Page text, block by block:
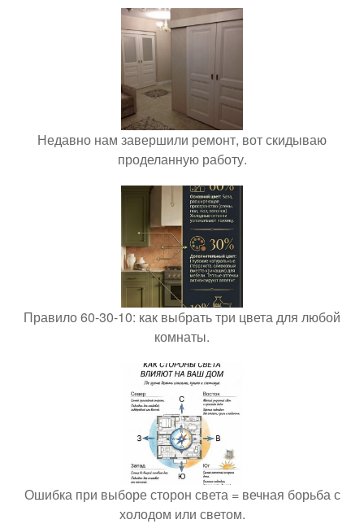
Недавно нам завершили ремонт, вот скидываю
проделанную работу.
Правило 60-30-10: как выбрать три цвета для любой
комнаты.
Ошибка при выборе сторон света = вечная борьба с
холодом или светом.